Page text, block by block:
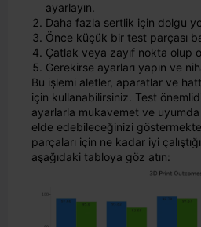
ayarlayın.
Daha fazla sertlik için dolgu
Önce küçük bir test parçası
Çatlak veya zayıf nokta olup
Gerekirse ayarları yapın ve
Bu işlemi aletler, aparatlar ve
için kullanabilirsiniz. Test
ayarlarla mukavemet ve uyumda
elde edebileceğinizi
parçaları için ne kadar iyi
aşağıdaki tabloya göz atın: